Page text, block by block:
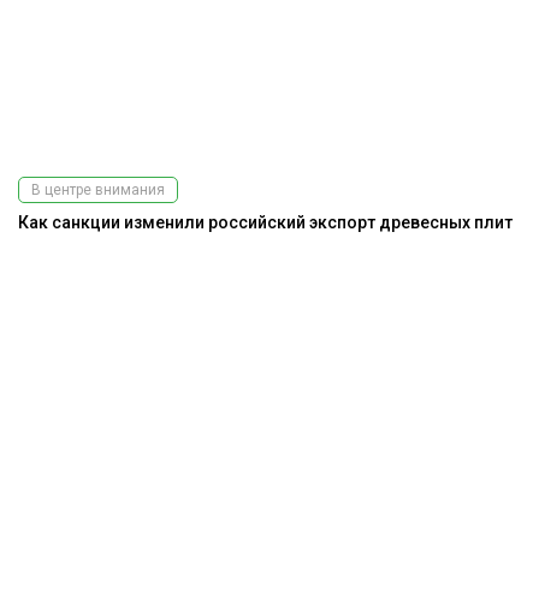
В центре внимания
Как санкции изменили российский экспорт древесных плит